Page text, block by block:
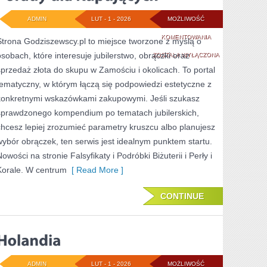
MOŻLIWOŚĆ
KOMENTOWANIAPORADY
DLA
KUPUJĄCYCH
ZOSTAŁA WYŁĄCZONA
LUT - 1 - 2026
ADMIN
Godziszewscy.pl to miejsce tworzone z myślą o
które interesuje jubilerstwo, obrączki oraz
złota do skupu w Zamościu i okolicach. To portal
w którym łączą się podpowiedzi estetyczne z
wskazówkami zakupowymi. Jeśli szukasz
kompendium po tematach jubilerskich,
lepiej zrozumieć parametry kruszcu albo planujesz
obrączek, ten serwis jest idealnym punktem startu.
na stronie Falsyfikaty i Podróbki Biżuterii i Perły i
W centrum [ Read More ]
CONTINUE
MOŻLIWOŚĆ
LUT - 1 - 2026
ADMIN